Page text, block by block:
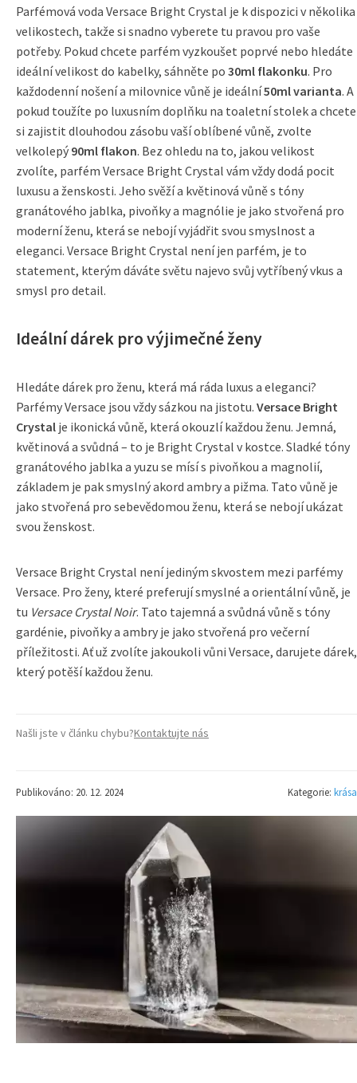
Parfémová voda Versace Bright Crystal je k dispozici v několika
velikostech, takže si snadno vyberete tu pravou pro vaše
potřeby. Pokud chcete parfém vyzkoušet poprvé nebo hledáte
ideální velikost do kabelky, sáhněte po 30ml flakonku. Pro
každodenní nošení a milovnice vůně je ideální50ml varianta. A
pokud toužíte po luxusním doplňku na toaletní stolek a chcete
si zajistit dlouhodou zásobu vaší oblíbené vůně, zvolte
velkolepý 90ml flakon. Bez ohledu na to, jakou velikost
zvolíte, parfém Versace Bright Crystal vám vždy dodá pocit
luxusu a ženskosti. Jeho svěží a květinová vůně s tóny
granátového jablka, pivoňky a magnólie je jako stvořená pro
moderní ženu, která se nebojí vyjádřit svou smyslnost a
eleganci. Versace Bright Crystal není jen parfém, je to
statement, kterým dáváte světu najevo svůj vytříbený vkus a
smysl pro detail.
Ideální dárek pro výjimečné ženy
Hledáte dárek pro ženu, která má ráda luxus a eleganci?
Parfémy Versace jsou vždy sázkou na jistotu. Versace Bright
Crystal je ikonická vůně, která okouzlí každou ženu. Jemná,
květinová a svůdná – to je Bright Crystal v kostce. Sladké tóny
granátového jablka a yuzu se mísí s pivoňkou a magnolií,
základem je pak smyslný akord ambry a pižma. Tato vůně je
jako stvořená pro sebevědomou ženu, která se nebojí ukázat
svou ženskost.
Versace Bright Crystal není jediným skvostem mezi parfémy
Versace. Pro ženy, které preferují smyslné a orientální vůně, je
tu Versace Crystal Noir. Tato tajemná a svůdná vůně s tóny
gardénie, pivoňky a ambry je jako stvořená pro večerní
příležitosti. Ať už zvolíte jakoukoli vůni Versace, darujete dárek,
který potěší každou ženu.
Našli jste v článku chybu?Kontaktujte nás
Publikováno: 20. 12. 2024 Kategorie: krása